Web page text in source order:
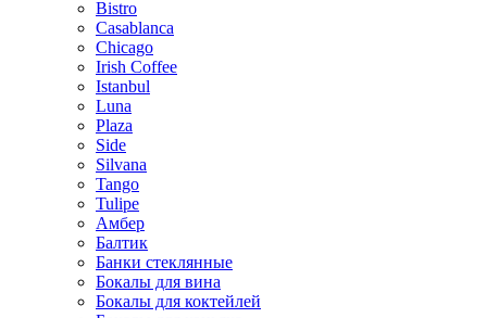
Bistro
Casablanca
Chicago
Irish Coffee
Istanbul
Luna
Plaza
Side
Silvana
Tango
Tulipe
Амбер
Балтик
Банки стеклянные
Бокалы для вина
Бокалы для коктейлей